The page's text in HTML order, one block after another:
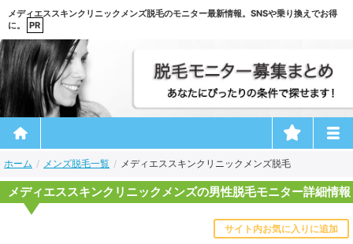
メディエススキンクリニックメンズ脱毛のモニター最新情報。SNSや乗り換えでお得
に。
ホーム メンズ脱毛一覧 メディエススキンクリニックメンズ脱毛
メディエススキンクリニックメンズの男性脱毛モニター詳細情報
サイト内お気に入りに追加